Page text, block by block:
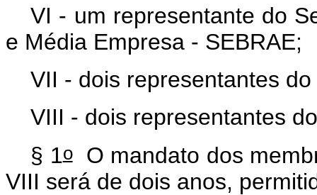
VI - um representante do
e Média Empresa - SEBRAE;
VII - dois representantes
VIII - dois representantes
§ 1oO mandato dos
VIII será de dois anos,